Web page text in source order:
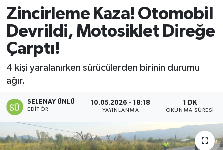
Zincirleme Kaza! Otomobil
Devrildi, Motosiklet Direğe
Çarptı!
4 kişi yaralanırken sürücülerden birinin durumu
ağır.
SELENAY ÜNLÜ
EDITÖR
10.05.2026 - 18:18
YAYINLANMA
1 DK
OKUNMA SÜRESI